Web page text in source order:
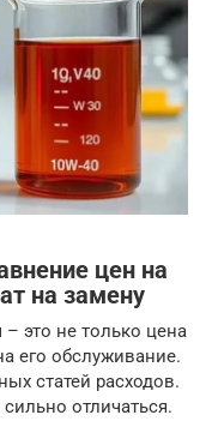
цен на
на замену
это не только цена
его обслуживание.
статей расходов.
отличаться.